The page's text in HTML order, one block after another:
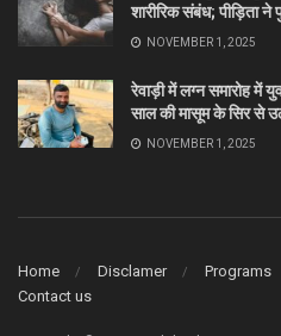
शारीरिक संबंध; पीड़िता
NOVEMBER 1, 2025
रेवाड़ी में लग्न समारोह में
साल की मासूम के सिर से
NOVEMBER 1, 2025
Home Disclamer Programs
Contact us